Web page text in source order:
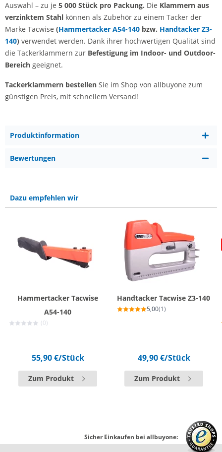
Auswahl – zu je 5 000 Stück pro Packung. Die Klammern aus
verzinktem Stahl können als Zubehör zu einem Tacker der
Marke Tacwise (Hammertacker A54-140 bzw. Handtacker Z3-
140) verwendet werden. Dank ihrer hochwertigen Qualität sind
die Tackerklammern zur Befestigung im Indoor- und Outdoor-
Bereich geeignet.
Tackerklammern bestellen Sie im Shop von allbuyone zum
günstigen Preis, mit schnellem Versand!
Produktinformation
Bewertungen
Dazu empfehlen wir
Hammertacker Tacwise
A54-140
(0)
55,90 €/Stück
Zum Produkt
Handtacker Tacwise Z3-140
5,00(1)
49,90 €/Stück
Zum Produkt
Sicher Einkaufen bei allbuyone: